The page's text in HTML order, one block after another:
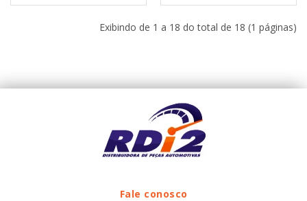
Exibindo de 1 a 18 do total de 18 (1 páginas)
Fale conosco